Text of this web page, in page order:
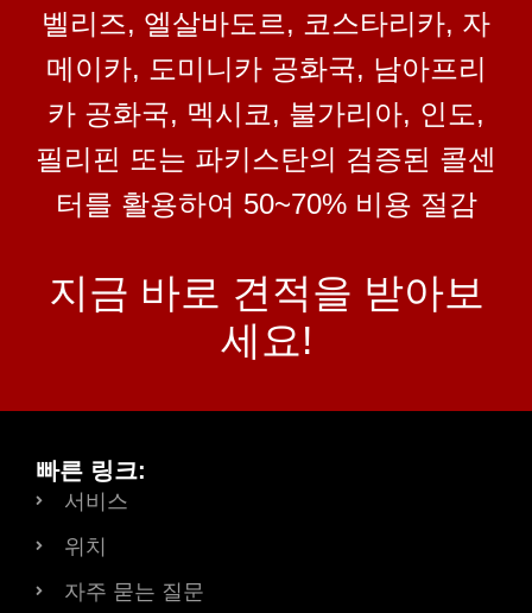
벨리즈, 엘살바도르, 코스타리카, 자
메이카, 도미니카 공화국, 남아프리
카 공화국, 멕시코, 불가리아, 인도,
필리핀 또는 파키스탄의 검증된 콜센
터를 활용하여 50~70% 비용 절감
지금 바로 견적을 받아보
세요!
빠른 링크:
서비스
위치
자주 묻는 질문